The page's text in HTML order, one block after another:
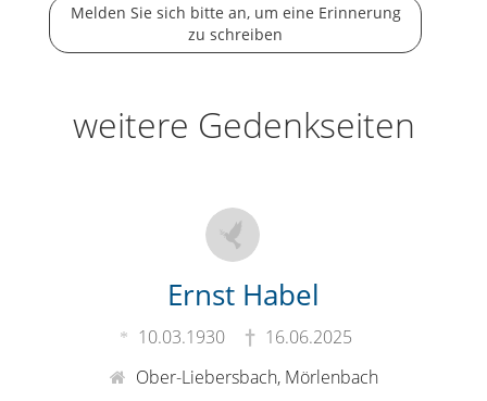
Melden Sie sich bitte an, um eine Erinnerung
zu schreiben
weitere Gedenkseiten
Ernst Habel
10.03.1930
16.06.2025
Ober-Liebersbach, Mörlenbach